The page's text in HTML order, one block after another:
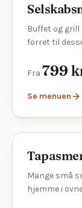
Buffet og
forret til
Fra 799
Se menuen
Mange små
hjemme i